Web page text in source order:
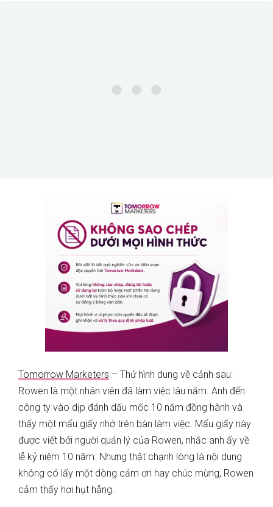
Tomorrow Marketers – Thử hình dung về cảnh sau:
Rowen là một nhân viên đã làm việc lâu năm. Anh đến
công ty vào dịp đánh dấu mốc 10 năm đồng hành và
thấy một mẩu giấy nhớ trên bàn làm việc. Mẩu giấy này
được viết bởi người quản lý của Rowen, nhắc anh ấy về
lễ kỷ niệm 10 năm. Nhưng thật chạnh lòng là nội dung
không có lấy một dòng cảm ơn hay chúc mừng, Rowen
cảm thấy hơi hụt hẫng.